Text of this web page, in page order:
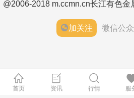
@2006-2018 m.ccmn.cn长江有色
加关注 微信公
首页 资讯 行情 服